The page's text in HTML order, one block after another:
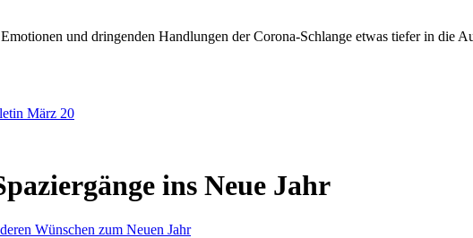
und dringenden Handlungen der Corona-Schlange etwas tiefer in die
März 20
ins Neue Jahr
Wünschen zum Neuen Jahr